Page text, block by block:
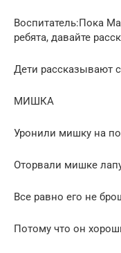
Воспитатель:Пока
ребята, давайте
Дети рассказывают
МИШКА
Уронили мишку на
Оторвали мишке
Все равно его не
Потому что он